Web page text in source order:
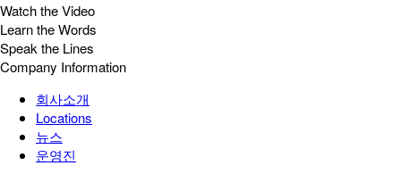
Watch the Video
Learn the Words
Speak the Lines
Company Information
회사소개
Locations
뉴스
운영진